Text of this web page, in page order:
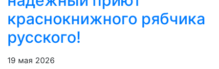
краснокнижного рябчика
русского!
19 мая 2026